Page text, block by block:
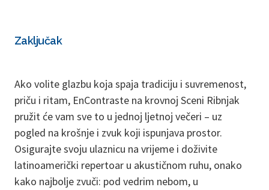
Zaključak
Ako volite glazbu koja spaja tradiciju i suvremenost,
priču i ritam, EnContraste na krovnoj Sceni Ribnjak
pružit će vam sve to u jednoj ljetnoj večeri – uz
pogled na krošnje i zvuk koji ispunjava prostor.
Osigurajte svoju ulaznicu na vrijeme i doživite
latinoamerički repertoar u akustičnom ruhu, onako
kako najbolje zvuči: pod vedrim nebom, u